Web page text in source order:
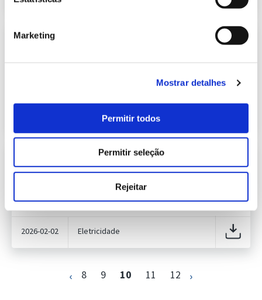
Marketing
Mostrar detalhes
Permitir todos
Permitir seleção
Rejeitar
Eletroprodutor da semana 5 de 2026
Publicação com periodicidade semanal, com
informação sobre Eletricidade
Previsão do Consumo de Energia
Elétrica de fevereiro de 2026
Publicação com periodicidade mensal, com
informação sobre Eletricidade
2026-02-02 Eletricidade
8 9 10 11 12